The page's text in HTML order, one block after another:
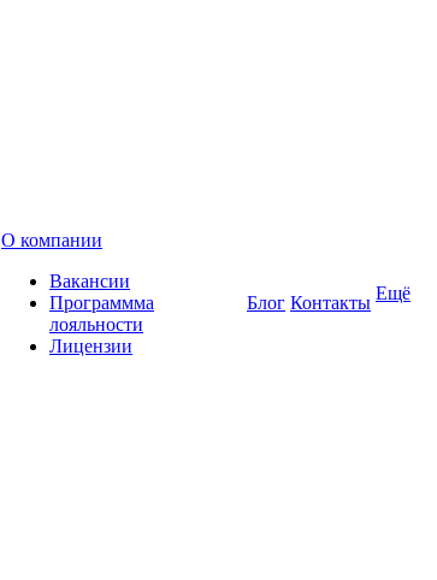
О компании
Вакансии
Программма
лояльности
Лицензии
Блог Контакты Ещё